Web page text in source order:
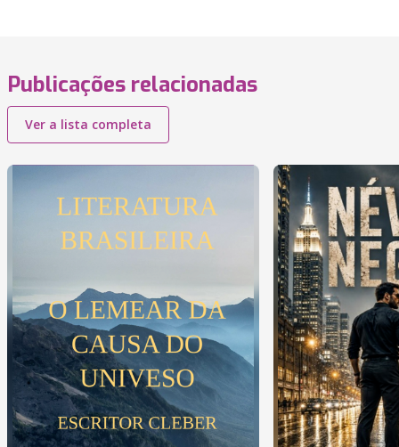
Publicações relacionadas
Ver a lista completa